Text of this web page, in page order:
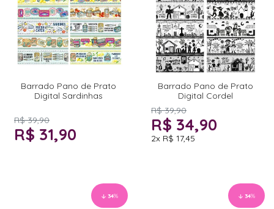
Barrado Pano de Prato
Digital Sardinhas
R$ 39,90
R$ 31,90
Barrado Pano de Prato
Digital Cordel
R$ 39,90
R$ 34,90
2x R$ 17,45
34% 34%